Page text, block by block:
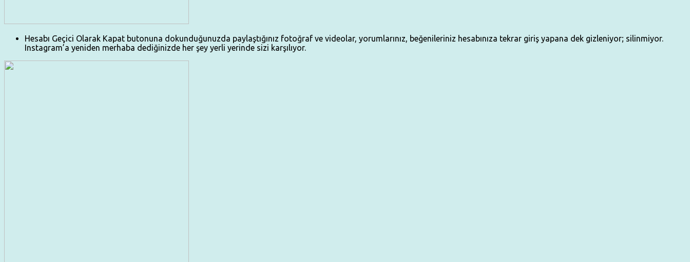
Hesabı Geçici Olarak Kapat butonuna dokunduğunuzda paylaştığınız fotoğraf ve videolar, yorumlarınız, beğenileriniz hesabınıza tekrar giriş yapana dek gizleniyor; silinmiyor.
Instagram’a yeniden merhaba dediğinizde her şey yerli yerinde sizi karşılıyor.